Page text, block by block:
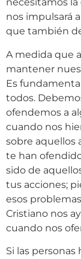
necesitamos la
nos impulsará
que también
A medida que
mantener
Es
todos.
ofendemos a
cuando nos
sobre aquellos
te han
sido de
tus acciones;
esos
Cristiano nos
cuando nos
Si las